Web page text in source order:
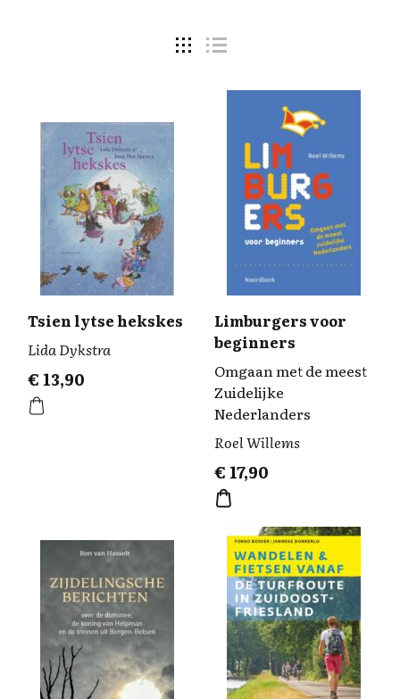
Tsien lytse hekskes
Lida Dykstra
€ 13,90
Limburgers voor
beginners
Omgaan met de meest
Zuidelijke
Nederlanders
Roel Willems
€ 17,90